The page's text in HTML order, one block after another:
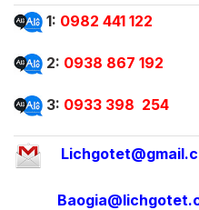
1: 0982 441 122
2: 0938 867 192
3: 0933 398 254